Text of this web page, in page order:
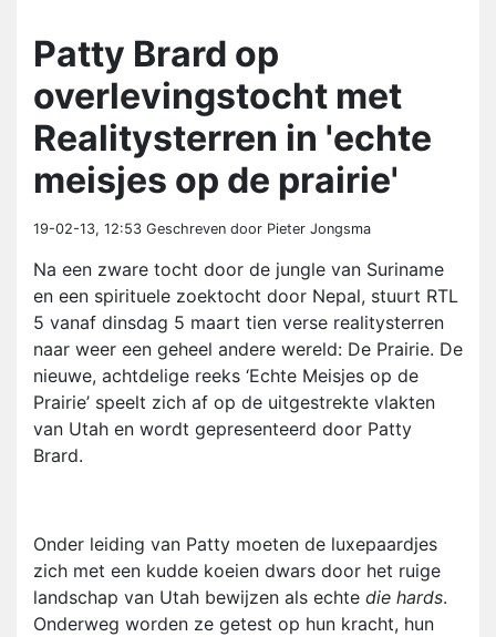
Patty Brard op
overlevingstocht met
Realitysterren in 'echte
meisjes op de prairie'
19-02-13, 12:53 Geschreven door Pieter Jongsma
Na een zware tocht door de jungle van Suriname
en een spirituele zoektocht door Nepal, stuurt RTL
5 vanaf dinsdag 5 maart tien verse realitysterren
naar weer een geheel andere wereld: De Prairie. De
nieuwe, achtdelige reeks ‘Echte Meisjes op de
Prairie’ speelt zich af op de uitgestrekte vlakten
van Utah en wordt gepresenteerd door Patty
Brard.
Onder leiding van Patty moeten de luxepaardjes
zich met een kudde koeien dwars door het ruige
landschap van Utah bewijzen als echte die hards.
Onderweg worden ze getest op hun kracht, hun